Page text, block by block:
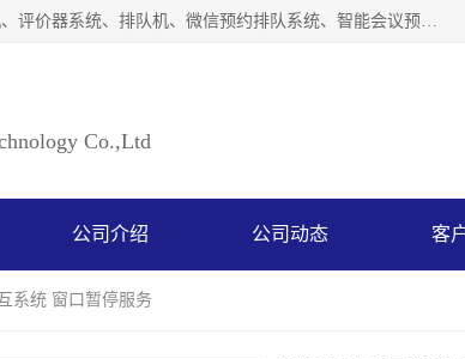
广州如江智能科技有限公司自主研排队叫号系统、工业一体机、叫号机、评价器系统、排队机、微信预约排队系统、智能会议预约系统、自助终端机、自助查询机、LED显示屏、触控一体机、平板会议一体机、教学一体机、室户外液晶广告机等生产以及解决方案，是一家高新技术企业，支持软硬件定制，全国上门安装售后服务。
Co.,Ltd
公司介绍 公司动态 客
系统 窗口暂停服务